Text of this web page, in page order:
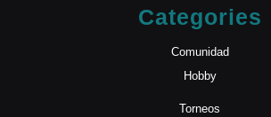
Categories
Comunidad
Hobby
Torneos